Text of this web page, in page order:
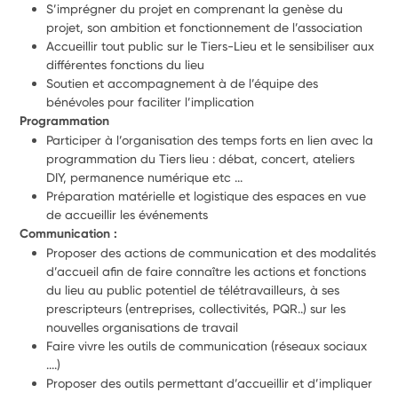
S’imprégner du projet en comprenant la genèse du
Accueillir tout public sur le Tiers-Lieu et le sensibiliser aux
Soutien et accompagnement à de l’équipe des
bénévoles pour faciliter l’implication
Programmation
Participer à l’organisation des temps forts en lien avec la
programmation du Tiers lieu : débat, concert, ateliers
DIY, permanence numérique etc ...
Préparation matérielle et logistique des espaces en vue
de accueillir les événements
Communication :
Proposer des actions de communication et des modalités
d’accueil afin de faire connaître les actions et fonctions
du lieu au public potentiel de télétravailleurs, à ses
prescripteurs (entreprises, collectivités, PQR..) sur les
nouvelles organisations de travail
Faire vivre les outils de communication (réseaux sociaux
....)
Proposer des outils permettant d’accueillir et d’impliquer